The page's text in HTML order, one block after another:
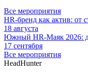
Все мероприятия
HR-бренд как актив: от
18 августа
Южный HR-Маяк 2026:
17 сентября
Все мероприятия
HeadHunter